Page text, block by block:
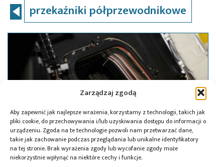
Zarządzaj zgodą
Aby zapewnić jak najlepsze wrażenia, korzystamy z technologii, takich jak
pliki cookie, do przechowywania i/lub uzyskiwania dostępu do informacji o
urządzeniu. Zgoda na te technologie pozwoli nam przetwarzać dane,
takie jak zachowanie podczas przeglądania lub unikalne identyfikatory
na tej stronie. Brak wyrażenia zgody lub wycofanie zgody może
niekorzystnie wpłynąć na niektóre cechy i funkcje.
przekaźniki półprzewodnikowe